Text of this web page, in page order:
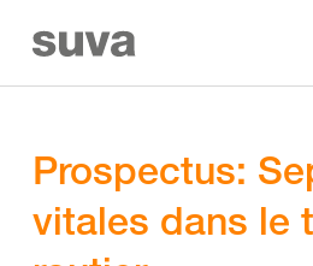
Prospectus:
vitales dans le